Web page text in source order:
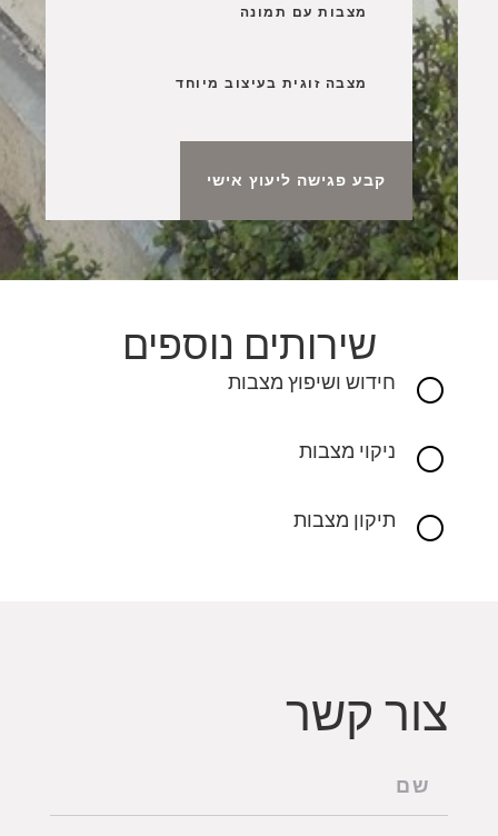
מצבות עם תמונה
מצבה זוגית בעיצוב מיוחד
קבע פגישה ליעוץ אישי
שירותים נוספים
[ חידוש ושיפוץ מצבות
[ ניקוי מצבות
[ תיקון מצבות
צור קשר